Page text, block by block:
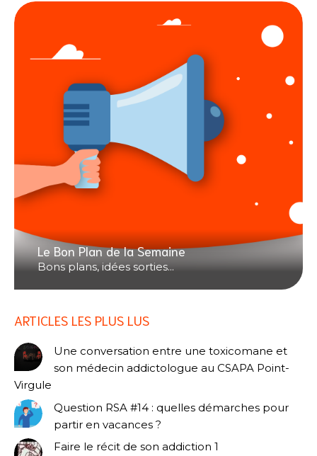
Le Bon Plan de la Semaine
Bons plans, idées sorties...
ARTICLES LES PLUS LUS
Une conversation entre une toxicomane et
son médecin addictologue au CSAPA Point-
Virgule
Question RSA #14 : quelles démarches pour
partir en vacances ?
Faire le récit de son addiction 1